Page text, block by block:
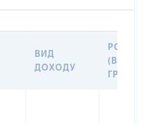
ВИД
ДОХОДУ
ГРН